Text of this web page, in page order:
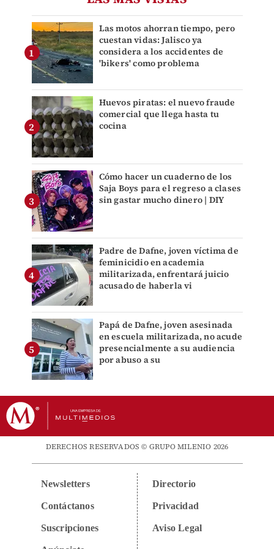
Las motos ahorran tiempo, pero
cuestan vidas: Jalisco ya
considera a los accidentes de
'bikers' como problema
Huevos piratas: el nuevo fraude
comercial que llega hasta tu
cocina
Cómo hacer un cuaderno de los
Saja Boys para el regreso a clases
sin gastar mucho dinero | DIY
Padre de Dafne, joven víctima de
feminicidio en academia
militarizada, enfrentará juicio
acusado de haberla vi
Papá de Dafne, joven asesinada
en escuela militarizada, no acude
presencialmente a su audiencia
por abuso a su
DERECHOS RESERVADOS © GRUPO MILENIO 2026
Newsletters
Contáctanos
Suscripciones
Directorio
Privacidad
Aviso Legal